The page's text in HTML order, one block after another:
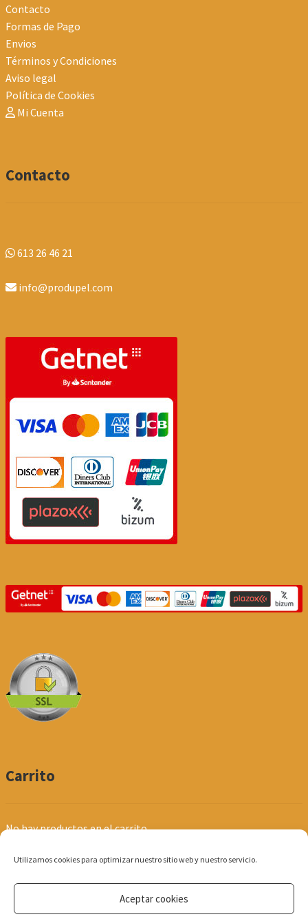
Utilizamos cookies para optimizar nuestro sitio web y nuestro servicio.
Aceptar cookies
Contacto
Formas de Pago
Envios
Términos y Condiciones
Aviso legal
Política de Cookies
Mi Cuenta
Contacto
613 26 46 21
info@produpel.com
Carrito
No hay productos en el carrito.
© Produpel | Productos de Peluquería y Estética 2026